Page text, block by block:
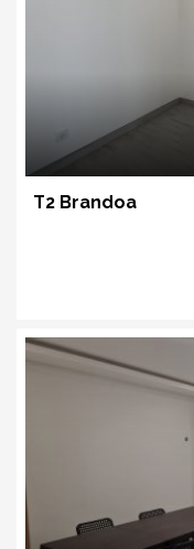
T2 Brandoa